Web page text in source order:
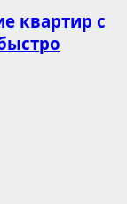
квартир с